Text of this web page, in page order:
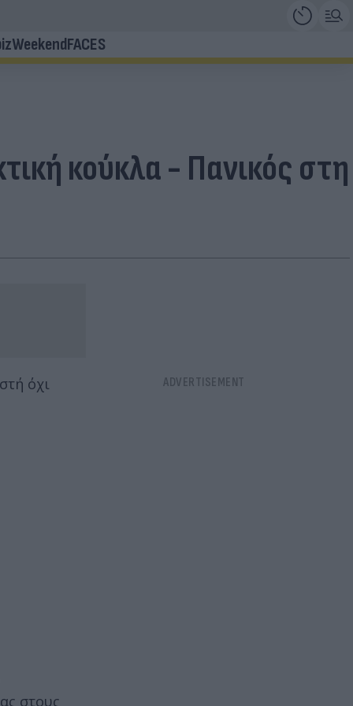
WeekendFACES
κούκλα - Πανικός στη
όχι
στους